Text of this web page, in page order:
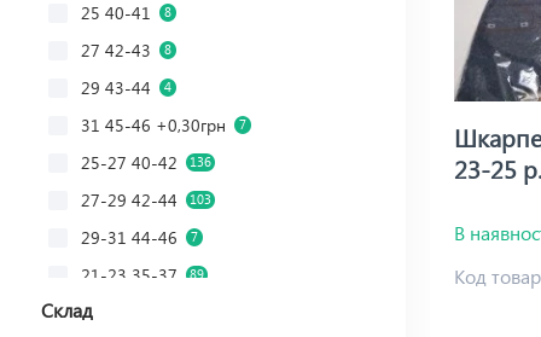
Склад
25 40-41 8
27 42-43 8
29 43-44 4
31 45-46 +0,30грн 7
25-27 40-42 136
27-29 42-44 103
29-31 44-46 7
21-23 35-37 89
23-25 37-39
23-25
В
Код